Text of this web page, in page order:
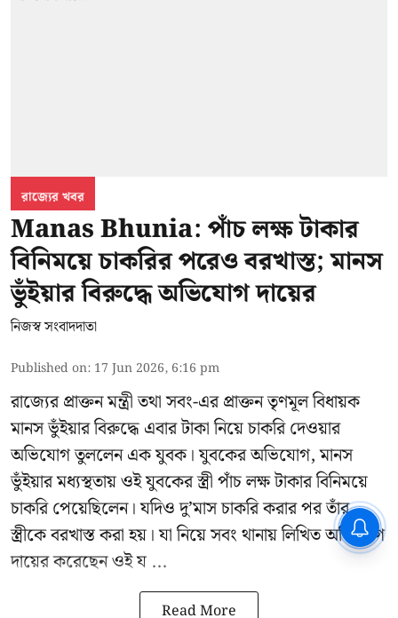
রাজ্যের খবর
Manas Bhunia: পাঁচ লক্ষ টাকার
বিনিময়ে চাকরির পরেও বরখাস্ত; মানস
ভুঁইয়ার বিরুদ্ধে অভিযোগ দায়ের
নিজস্ব সংবাদদাতা
Published on: 17 Jun 2026, 6:16 pm
রাজ্যের প্রাক্তন মন্ত্রী তথা সবং-এর প্রাক্তন তৃণমূল বিধায়ক
মানস ভুঁইয়ারবিরুদ্ধে এবার টাকা নিয়ে চাকরি দেওয়ার
অভিযোগ তুললেন এক যুবক। যুবকের অভিযোগ, মানস
ভুঁইয়ার মধ্যস্থতায় ওই যুবকের স্ত্রী পাঁচ লক্ষ টাকার বিনিময়ে
চাকরি পেয়েছিলেন। যদিও দু’মাস চাকরি করার পর তাঁর
স্ত্রীকে বরখাস্ত করা হয়। যা নিয়ে সবং থানায় লিখিত অভিযোগ
দায়ের করেছেন ওই য ...
Read More